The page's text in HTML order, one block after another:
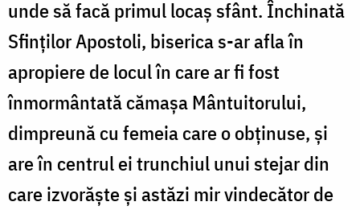
unde să facă primul locaș sfânt. Închinată
Sfinților Apostoli, biserica s-ar afla în
apropiere de locul în care ar fi fost
înmormântată cămașa Mântuitorului,
dimpreună cu femeia care o obținuse, și
are în centrul ei trunchiul unui stejar din
care izvorăște și astăzi mir vindecător de